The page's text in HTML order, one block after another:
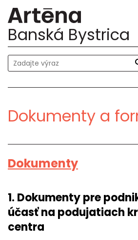
Banská Bystrica
Dokumenty a
Dokumenty
1. Dokumenty pre
účasť na podujatiach
centra